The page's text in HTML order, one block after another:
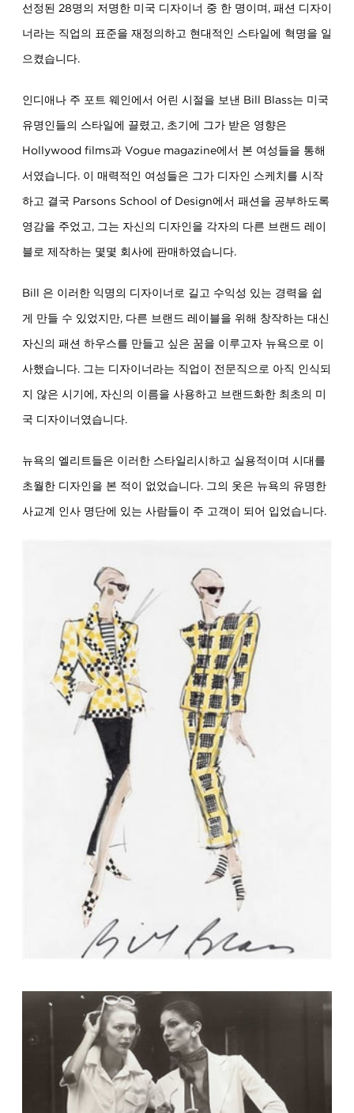
선정된 28명의 저명한 미국 디자이너 중 한 명이며, 패션 디자이
너라는 직업의 표준을 재정의하고 현대적인 스타일에 혁명을 일
으켰습니다.
인디애나 주 포트 웨인에서 어린 시절을 보낸 Bill Blass는 미국
유명인들의 스타일에 끌렸고, 초기에 그가 받은 영향은
Hollywood films과 Vogue magazine에서 본 여성들을 통해
서였습니다. 이 매력적인 여성들은 그가 디자인 스케치를 시작
하고 결국 Parsons School of Design에서 패션을 공부하도록
영감을 주었고, 그는 자신의 디자인을 각자의 다른 브랜드 레이
블로 제작하는 몇몇 회사에 판매하였습니다.
Bill 은 이러한 익명의 디자이너로 길고 수익성 있는 경력을 쉽
게 만들 수 있었지만, 다른 브랜드 레이블을 위해 창작하는 대신
자신의 패션 하우스를 만들고 싶은 꿈을 이루고자 뉴욕으로 이
사했습니다. 그는 디자이너라는 직업이 전문직으로 아직 인식되
지 않은 시기에, 자신의 이름을 사용하고 브랜드화한 최초의 미
국 디자이너였습니다.
뉴욕의 엘리트들은 이러한 스타일리시하고 실용적이며 시대를
초월한 디자인을 본 적이 없었습니다. 그의 옷은 뉴욕의 유명한
사교계 인사 명단에 있는 사람들이 주 고객이 되어 입었습니다.